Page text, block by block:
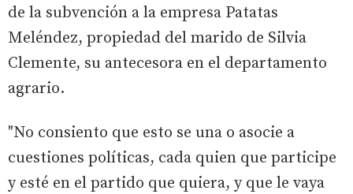
de la subvención a la empresa Patatas
Meléndez, propiedad del marido de Silvia
Clemente, su antecesora en el departamento
agrario.
"No consiento que esto se una o asocie a
cuestiones políticas, cada quien que participe
y esté en el partido que quiera, y que le vaya